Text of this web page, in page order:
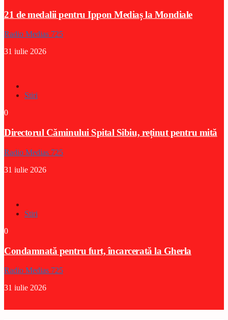
21 de medalii pentru Ippon Mediaș la Mondiale
Radio Medias 725
31 iulie 2026
Stiri
0
Directorul Căminului Spital Sibiu, reținut pentru mită
Radio Medias 725
31 iulie 2026
Stiri
0
Condamnată pentru furt, încarcerată la Gherla
Radio Medias 725
31 iulie 2026